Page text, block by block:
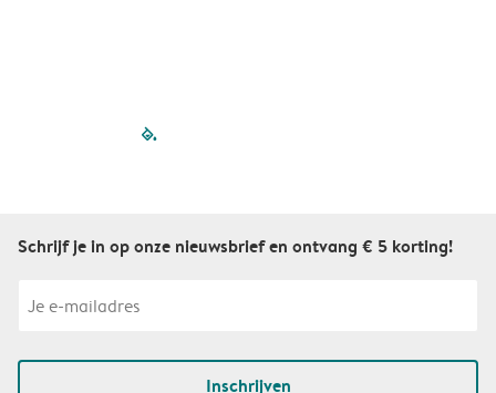
filled-pagination
Schrijf je in op onze nieuwsbrief en ontvang € 5 korting!
Inschrijven